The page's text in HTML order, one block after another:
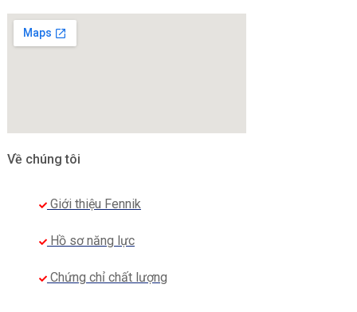
Về chúng tôi
Giới thiệu Fennik
Hồ sơ năng lực
Chứng chỉ chất lượng